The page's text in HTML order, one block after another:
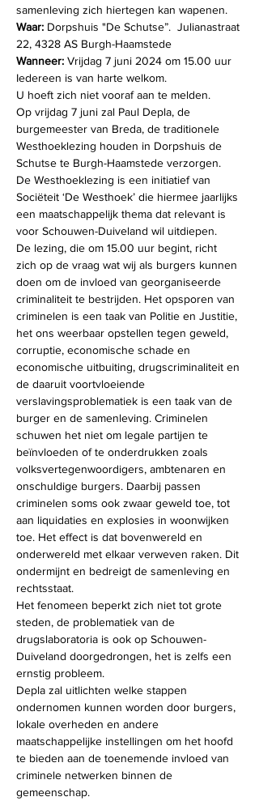
samenleving zich hiertegen kan wapenen.
Waar: Dorpshuis "De Schutse”.  Julianastraat
22, 4328 AS Burgh-Haamstede
Wanneer: Vrijdag 7 juni 2024 om 15.00 uur
Iedereen is van harte welkom.
U hoeft zich niet vooraf aan te melden.
Op vrijdag 7 juni zal Paul Depla, de
burgemeester van Breda, de traditionele
Westhoeklezing houden in Dorpshuis de
Schutse te Burgh-Haamstede verzorgen.
De Westhoeklezing is een initiatief van
Sociëteit ‘De Westhoek’ die hiermee jaarlijks
een maatschappelijk thema dat relevant is
voor Schouwen-Duiveland wil uitdiepen.
De lezing, die om 15.00 uur begint, richt
zich op de vraag wat wij als burgers kunnen
doen om de invloed van georganiseerde
criminaliteit te bestrijden. Het opsporen van
criminelen is een taak van Politie en Justitie,
het ons weerbaar opstellen tegen geweld,
corruptie, economische schade en
economische uitbuiting, drugscriminaliteit en
de daaruit voortvloeiende
verslavingsproblematiek is een taak van de
burger en de samenleving. Criminelen
schuwen het niet om legale partijen te
beïnvloeden of te onderdrukken zoals
volksvertegenwoordigers, ambtenaren en
onschuldige burgers. Daarbij passen
criminelen soms ook zwaar geweld toe, tot
aan liquidaties en explosies in woonwijken
toe. Het effect is dat bovenwereld en
onderwereld met elkaar verweven raken. Dit
ondermijnt en bedreigt de samenleving en
rechtsstaat.
Het fenomeen beperkt zich niet tot grote
steden, de problematiek van de
drugslaboratoria is ook op Schouwen-
Duiveland doorgedrongen, het is zelfs een
ernstig probleem.
Depla zal uitlichten welke stappen
ondernomen kunnen worden door burgers,
lokale overheden en andere
maatschappelijke instellingen om het hoofd
te bieden aan de toenemende invloed van
criminele netwerken binnen de
gemeenschap.